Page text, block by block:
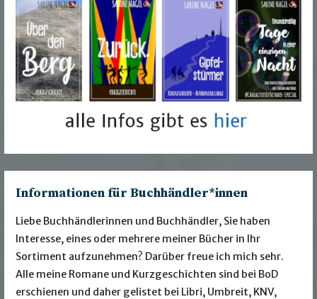
Informationen für Buchhändler*innen
Liebe Buchhändlerinnen und Buchhändler, Sie haben
Interesse, eines oder mehrere meiner Bücher in Ihr
Sortiment aufzunehmen? Darüber freue ich mich sehr.
Alle meine Romane und Kurzgeschichten sind bei BoD
erschienen und daher gelistet bei Libri, Umbreit, KNV,